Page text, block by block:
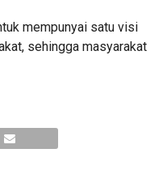
mempunyai satu visi
sehingga masyarakat